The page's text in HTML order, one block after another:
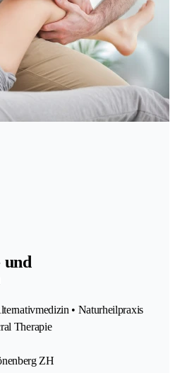
und
• Naturheilpraxis
Therapie
ZH